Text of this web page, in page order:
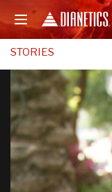
STORIES